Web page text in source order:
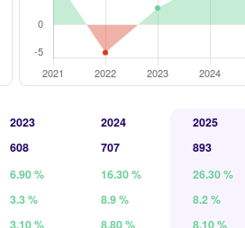
2023 2024
2025
608 707
893
6.90 % 16.30 %
26.30 %
3.3 % 8.9 %
8.2 %
3.10 % 8.80 %
8.10 %